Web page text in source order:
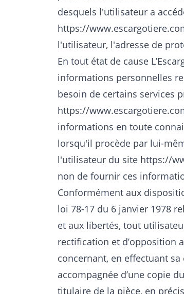
desquels l'utilisateur a
https://
l'utilisateur, l'adresse de
En tout état de cause
informations personnelles
besoin de certains services
https://
informations en toute
lorsqu'il procède par lui-
l'utilisateur du site https://
non de fournir ces
Conformément aux
loi 78-17 du 6 janvier 1978
et aux libertés, tout
rectification et d’opposition
concernant, en effectuant
accompagnée d’une copie
titulaire de la pièce, en